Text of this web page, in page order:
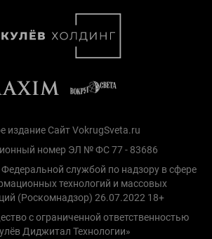
издание Сайт VokrugSveta.ru
номер ЭЛ № ФС 77 - 83686
службой по надзору в сфере
технологий и массовых
(Роскомнадзор) 26.07.2022 18+
с ограниченной ответственностью
Диджитал Технологии»